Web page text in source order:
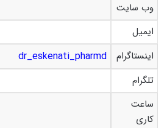
وب سایت
ایمیل
اینستاگرام
dr_eskenati_pharmd
تلگرام
ساعت
کاری